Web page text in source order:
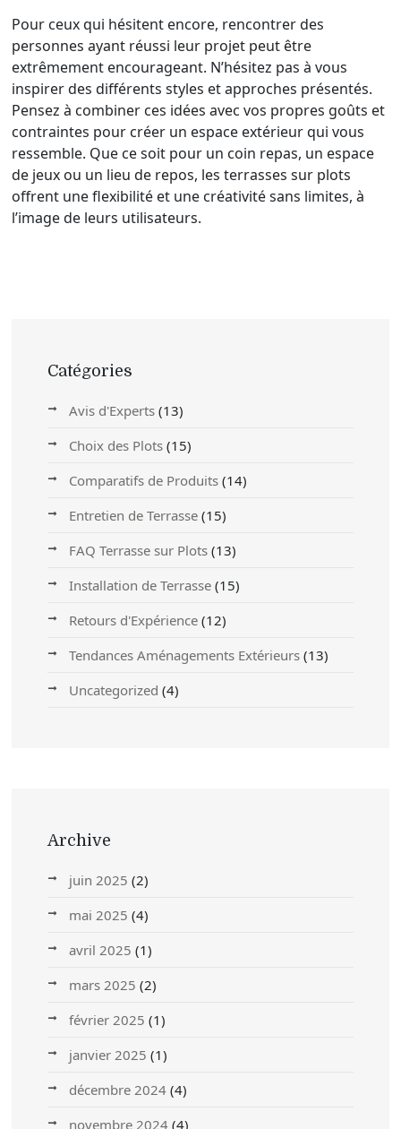
Pour ceux qui hésitent encore, rencontrer des
personnes ayant réussi leur projet peut être
extrêmement encourageant. N’hésitez pas à vous
inspirer des différents styles et approches présentés.
Pensez à combiner ces idées avec vos propres goûts et
contraintes pour créer un espace extérieur qui vous
ressemble. Que ce soit pour un coin repas, un espace
de jeux ou un lieu de repos, les terrasses sur plots
offrent une flexibilité et une créativité sans limites, à
l’image de leurs utilisateurs.
Catégories
Avis d'Experts (13)
Choix des Plots (15)
Comparatifs de Produits (14)
Entretien de Terrasse (15)
FAQ Terrasse sur Plots (13)
Installation de Terrasse (15)
Retours d'Expérience (12)
Tendances Aménagements Extérieurs (13)
Uncategorized (4)
Archive
juin 2025 (2)
mai 2025 (4)
avril 2025 (1)
mars 2025 (2)
février 2025 (1)
janvier 2025 (1)
décembre 2024 (4)
novembre 2024 (4)